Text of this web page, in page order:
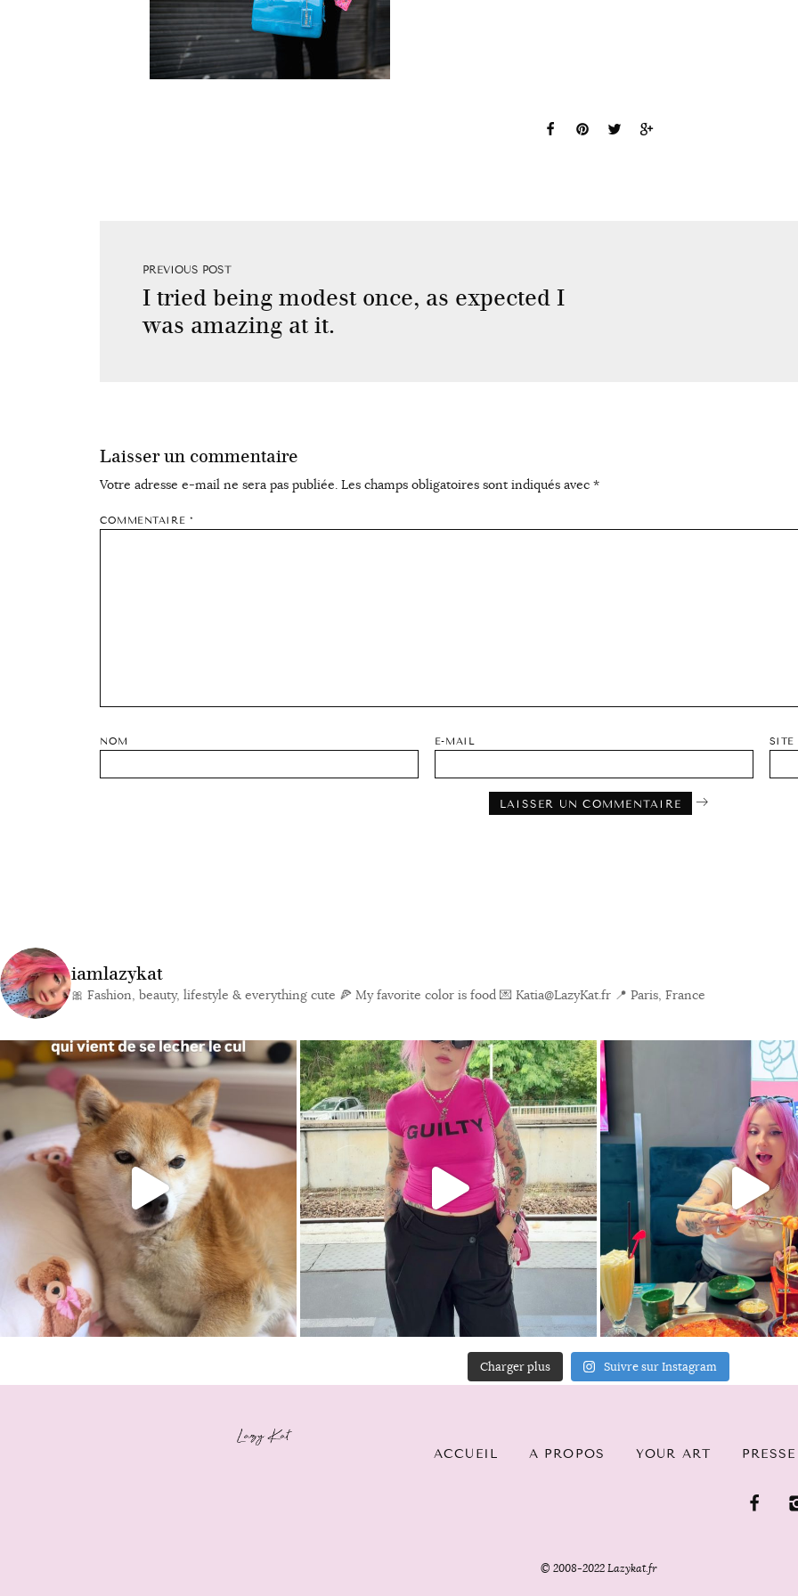
PREVIOUS POST
I tried being modest once, as expected I
was amazing at it.
Laisser un commentaire
Votre adresse e-mail ne sera pas publiée. Les champs obligatoires sont indiqués avec *
COMMENTAIRE *
NOM E-MAIL SITE
iamlazykat
🎀 Fashion, beauty, lifestyle & everything cute 🍕 My favorite color is food 💌 Katia@LazyKat.fr 📍 Paris, France
Charger plus Suivre sur Instagram
ACCUEIL A PROPOS YOUR ART PRESSE
© 2008-2022 Lazykat.fr